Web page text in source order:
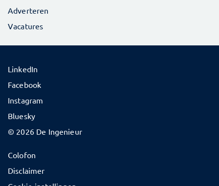
Adverteren
Vacatures
© 2026 De Ingenieur
Colofon
Disclaimer
LinkedIn
Facebook
Instagram
Bluesky